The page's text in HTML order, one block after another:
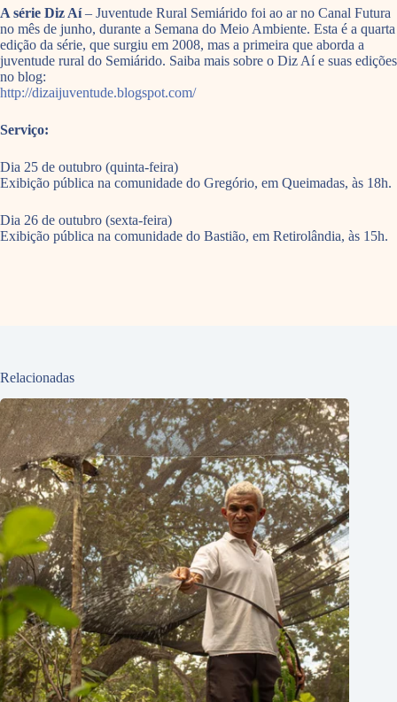
A série Diz Aí– Juventude Rural Semiárido foi ao ar no Canal Futura
no mês de junho, durante a Semana do Meio Ambiente. Esta é a quarta
edição da série, que surgiu em 2008, mas a primeira que aborda a
juventude rural do Semiárido. Saiba mais sobre o Diz Aí e suas edições
no blog:
http://dizaijuventude.blogspot.com/
Serviço:
Dia 25 de outubro (quinta-feira)
Exibição pública na comunidade do Gregório, em Queimadas, às 18h.
Dia 26 de outubro (sexta-feira)
Exibição pública na comunidade do Bastião, em Retirolândia, às 15h.
Relacionadas